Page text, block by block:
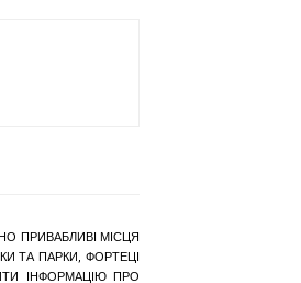
ПРИВАБЛИВІ МІСЦЯ
ТА ПАРКИ, ФОРТЕЦІ
ІНФОРМАЦІЮ ПРО